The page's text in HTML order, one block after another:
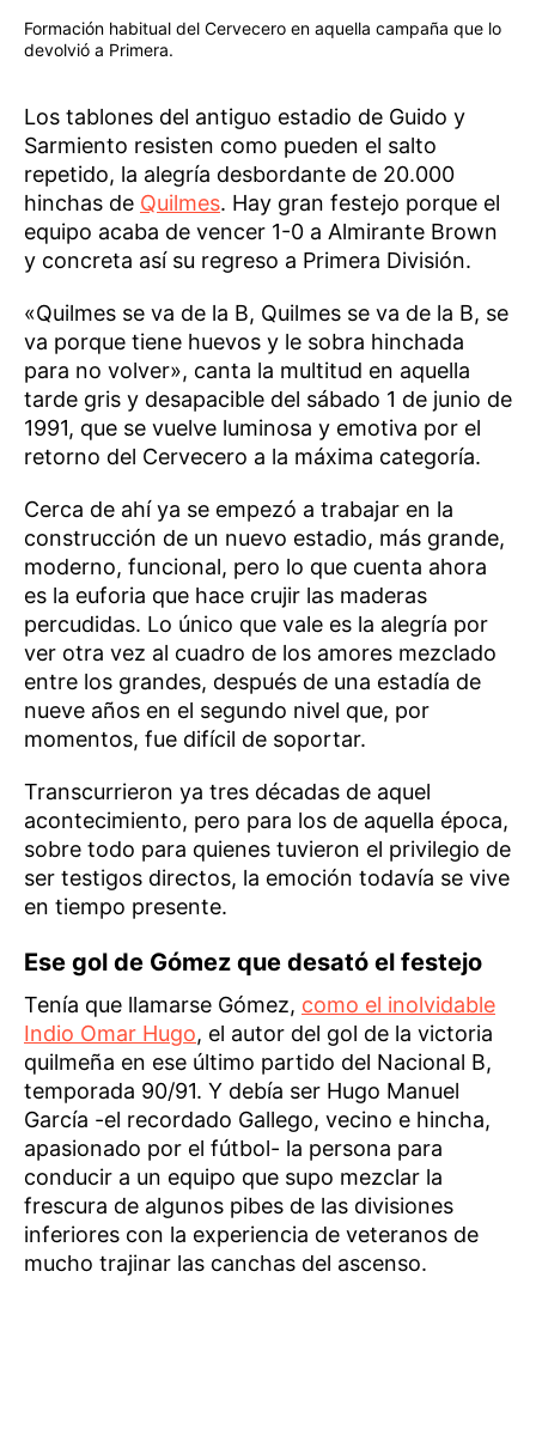
Formación habitual del Cervecero en aquella campaña que lo
devolvió a Primera.
Los tablones del antiguo estadio de Guido y
Sarmiento resisten como pueden el salto
repetido, la alegría desbordante de 20.000
hinchas de Quilmes. Hay gran festejo porque el
equipo acaba de vencer 1-0 a Almirante Brown
y concreta así su regreso a Primera División.
«Quilmes se va de la B, Quilmes se va de la B, se
va porque tiene huevos y le sobra hinchada
para no volver», canta la multitud en aquella
tarde gris y desapacible del sábado 1 de junio de
1991, que se vuelve luminosa y emotiva por el
retorno del Cervecero a la máxima categoría.
Cerca de ahí ya se empezó a trabajar en la
construcción de un nuevo estadio, más grande,
moderno, funcional, pero lo que cuenta ahora
es la euforia que hace crujir las maderas
percudidas. Lo único que vale es la alegría por
ver otra vez al cuadro de los amores mezclado
entre los grandes, después de una estadía de
nueve años en el segundo nivel que, por
momentos, fue difícil de soportar.
Transcurrieron ya tres décadas de aquel
acontecimiento, pero para los de aquella época,
sobre todo para quienes tuvieron el privilegio de
ser testigos directos, la emoción todavía se vive
en tiempo presente.
Ese gol de Gómez que desató el festejo
Tenía que llamarse Gómez, como el inolvidable
Indio Omar Hugo, el autor del gol de la victoria
quilmeña en ese último partido del Nacional B,
temporada 90/91. Y debía ser Hugo Manuel
García -el recordado Gallego, vecino e hincha,
apasionado por el fútbol- la persona para
conducir a un equipo que supo mezclar la
frescura de algunos pibes de las divisiones
inferiores con la experiencia de veteranos de
mucho trajinar las canchas del ascenso.